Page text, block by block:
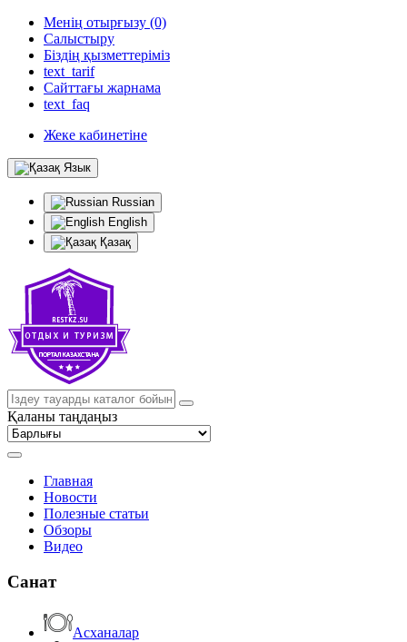
Менің отырғызу (0)
Салыстыру
Біздің қызметтеріміз
text_tarif
Сайттағы жарнама
text_faq
Жеке кабинетіне
Язык
Russian
English
Қазақ
Қаланы таңдаңыз
Главная
Новости
Полезные статьи
Обзоры
Видео
Санат
Асханалар